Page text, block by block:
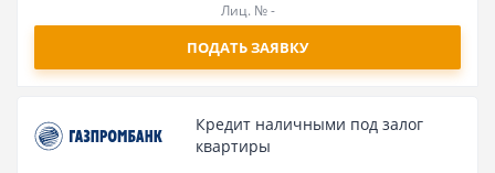
Лиц. № -
ПОДАТЬ ЗАЯВКУ
Кредит наличными под залог
квартиры